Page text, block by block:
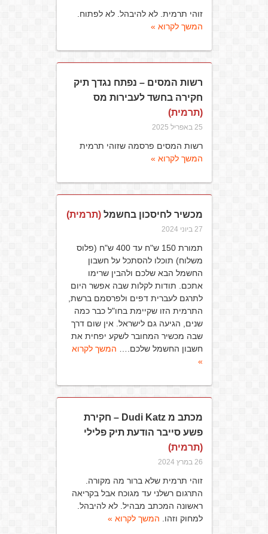
זוהי תרמית. לא להיבהל. לא לפתוח.
המשך לקרוא »
רשות המסים – נפתח נגדך תיק
חקירה בחשד לעבירות מס
(תרמית)
25 באפריל 2025
רשות המסים פרסמה שזוהי תרמית
המשך לקרוא »
מכשיר לחיסכון בחשמל(תרמית)
27 ביוני 2024
תמורת 150 ש"ח עד 400 ש"ח (פלוס
משלוח) תוכלו להסתכל על חשבון
החשמל הבא שלכם ולהבין שרימו
אתכם. תודות לקלות שבה אפשר היום
לתרגם לעברית דפים ולפרסמם ברשת,
התרמית הזו שקיימת בחו"ל כבר כמה
שנים, הגיעה גם לישראל. אין שום דרך
שבה מכשיר המחובר לשקע יפחית את
חשבון החשמל שלכם.… המשך לקרוא
»
מכתב מ Dudi Katz – חקירת
פשע סייבר הודעת תיק פלילי
(תרמית)
26 במרץ 2024
זוהי תרמית שלא ברור מה מקורה.
התרגום רשלני עד מגוכח אבל בקריאה
ראשונה המכתב מבהיל. לא להיבהל.
למחוק וזהו. המשך לקרוא »